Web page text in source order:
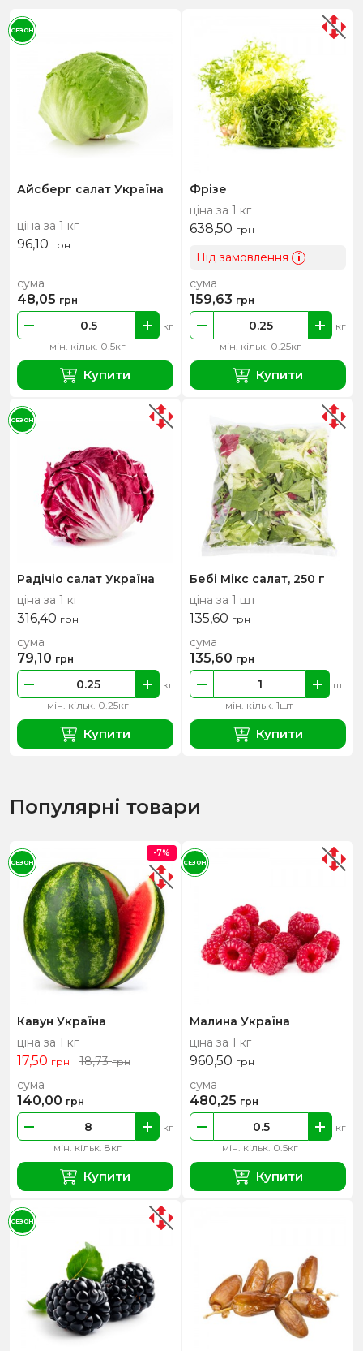
Айсберг салат Україна
ціна за 1 кг
96,10 грн
мін. кільк. 0.5кг
кг
сума
48,05 грн
Купити
СЕЗОН
Фрізе
ціна за 1 кг
638,50 грн
Під замовлення i
мін. кільк. 0.25кг
кг
сума
159,63 грн
Купити
Радічіо салат Україна
ціна за 1 кг
316,40 грн
мін. кільк. 0.25кг
кг
сума
79,10 грн
Купити
СЕЗОН
Бебі Мікс салат, 250 г
ціна за 1 шт
135,60 грн
мін. кільк. 1шт
шт
сума
135,60 грн
Купити
Популярні товари
Кавун Україна
ціна за 1 кг
17,50 грн 18,73грн
мін. кільк. 8кг
кг
сума
140,00 грн
Купити
-7%
СЕЗОН
Малина Україна
ціна за 1 кг
960,50 грн
мін. кільк. 0.5кг
кг
сума
480,25 грн
Купити
СЕЗОН
СЕЗОН